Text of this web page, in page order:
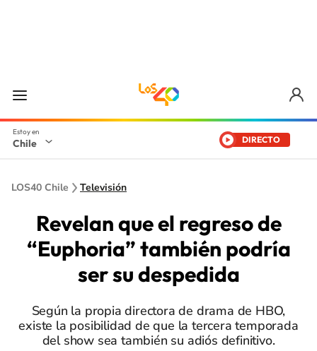
Chile DIRECTO
LOS40 Chile Televisión
Revelan que el regreso de
“Euphoria” también podría
ser su despedida
Según la propia directora de drama de HBO,
existe la posibilidad de que la tercera temporada
del show sea también su adiós definitivo.